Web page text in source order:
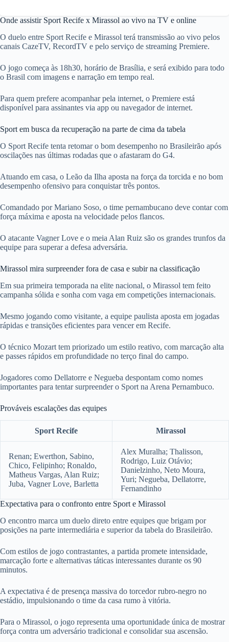
Onde assistir Sport Recife x Mirassol ao vivo na TV e online
O duelo entre Sport Recife e Mirassol terá transmissão ao vivo pelos
canais CazeTV, RecordTV e pelo serviço de streaming Premiere.
O jogo começa às 18h30, horário de Brasília, e será exibido para todo
o Brasil com imagens e narração em tempo real.
Para quem prefere acompanhar pela internet, o Premiere está
disponível para assinantes via app ou navegador de internet.
Sport em busca da recuperação na parte de cima da tabela
O Sport Recife tenta retomar o bom desempenho no Brasileirão após
oscilações nas últimas rodadas que o afastaram do G4.
Atuando em casa, o Leão da Ilha aposta na força da torcida e no bom
desempenho ofensivo para conquistar três pontos.
Comandado por Mariano Soso, o time pernambucano deve contar com
força máxima e aposta na velocidade pelos flancos.
O atacante Vagner Love e o meia Alan Ruiz são os grandes trunfos da
equipe para superar a defesa adversária.
Mirassol mira surpreender fora de casa e subir na classificação
Em sua primeira temporada na elite nacional, o Mirassol tem feito
campanha sólida e sonha com vaga em competições internacionais.
Mesmo jogando como visitante, a equipe paulista aposta em jogadas
rápidas e transições eficientes para vencer em Recife.
O técnico Mozart tem priorizado um estilo reativo, com marcação alta
e passes rápidos em profundidade no terço final do campo.
Jogadores como Dellatorre e Negueba despontam como nomes
importantes para tentar surpreender o Sport na Arena Pernambuco.
Prováveis escalações das equipes
Sport Recife Mirassol
Renan; Ewerthon, Sabino,
Chico, Felipinho; Ronaldo,
Matheus Vargas, Alan Ruiz;
Juba, Vagner Love, Barletta
Alex Muralha; Thalisson,
Rodrigo, Luiz Otávio;
Danielzinho, Neto Moura,
Yuri; Negueba, Dellatorre,
Fernandinho
Expectativa para o confronto entre Sport e Mirassol
O encontro marca um duelo direto entre equipes que brigam por
posições na parte intermediária e superior da tabela do Brasileirão.
Com estilos de jogo contrastantes, a partida promete intensidade,
marcação forte e alternativas táticas interessantes durante os 90
minutos.
A expectativa é de presença massiva do torcedor rubro-negro no
estádio, impulsionando o time da casa rumo à vitória.
Para o Mirassol, o jogo representa uma oportunidade única de mostrar
força contra um adversário tradicional e consolidar sua ascensão.